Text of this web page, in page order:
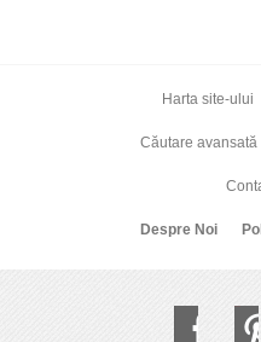
Harta site-ului
Căutare avansată
Despre Noi